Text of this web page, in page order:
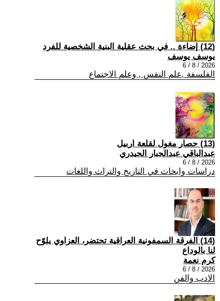
(12) إضاءة .. في بحث عقلية البنية الشخصية للفرد
يوسف يوسف
2026 / 8 / 6
الفلسفة ,علم النفس , وعلم الاجتماع
(13) حصار مغول لقلعة اربيل
عبدالباقي عبدالجبار الحيدري
2026 / 8 / 6
دراسات وابحاث في التاريخ والتراث واللغات
(14) الفرقة السمفونية العراقية تحتضر، العزاوي يلوّح
لنا بالوداع
كرم نعمة
2026 / 8 / 6
الادب والفن